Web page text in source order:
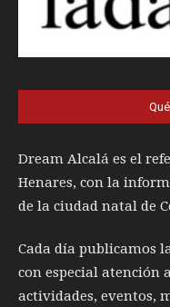
Dream Alcalá es el
Henares, con la
de la ciudad natal de
Cada día publicamos
con especial atención
actividades, eventos,